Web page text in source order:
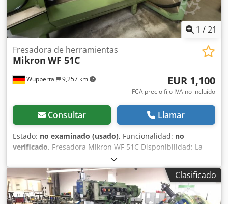
1 /21
Wuppertal 9,257 km
Fresadora de herramientas
Mikron WF 51C
EUR 1,100
FCA precio fijo IVA no incluído
Consultar Llamar
Estado: no examinado (usado), Funcionalidad: no
verificado, Fresadora Mikron WF 51C Disponibilidad: La
recogida del artículo debe realizarse de forma obligatoria
el 11 de agosto o el 12 de agosto de 2026. Se le comunicará
con antelación cuál de los dos días está previsto para
usted y se coordinará con usted. Condiciones de pago:
Pago por adelantado, mediante transferencia bancaria.
Clasificado